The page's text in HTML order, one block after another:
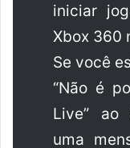
iniciar
Xbox 360
Se você
“Não é
Live” ao
uma